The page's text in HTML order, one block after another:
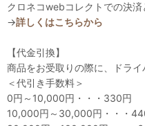
クロネコwebコレクトでの決済
→詳しくはこちらから
【代金引換】
商品をお受取りの際に、ドライ
＜代引き手数料＞
0円～10,000円・・・330円
10,000円～30,000円・・・